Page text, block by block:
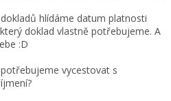
hlídáme datum platnosti
doklad vlastně potřebujeme. A
:D
vycestovat s